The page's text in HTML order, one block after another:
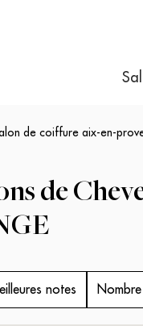
de coiffure aix-en-
de
notes